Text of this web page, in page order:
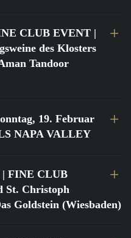
CLUB EVENT |
des Klosters
Tandoor
19. Februar
NAPA VALLEY
| FINE CLUB
St. Christoph
Goldstein (Wiesbaden)